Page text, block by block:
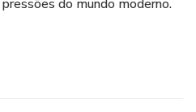
do mundo moderno.